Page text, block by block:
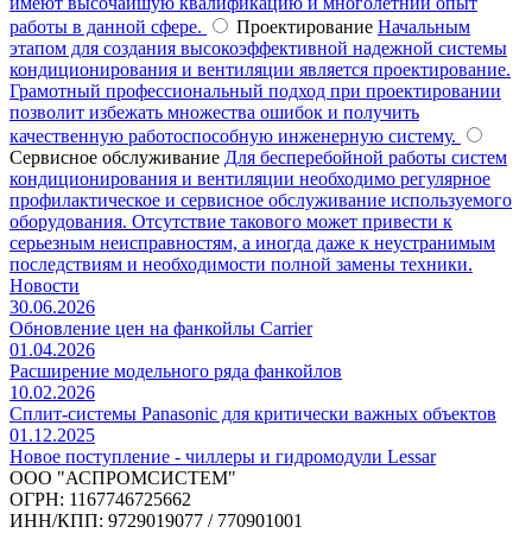
работы в данной сфере.
Проектирование Начальным
этапом для создания высокоэффективной надежной системы
кондиционирования и вентиляции является проектирование.
Грамотный профессиональный подход при проектировании
позволит избежать множества ошибок и получить
качественную работоспособную инженерную систему.
Сервисное обслуживание Для бесперебойной работы систем
кондиционирования и вентиляции необходимо регулярное
профилактическое и сервисное обслуживание используемого
оборудования. Отсутствие такового может привести к
серьезным неисправностям, а иногда даже к неустранимым
последствиям и необходимости полной замены техники.
Новости
30.06.2026
Обновление цен на фанкойлы Carrier
01.04.2026
Расширение модельного ряда фанкойлов
10.02.2026
Сплит-системы Panasonic для критически важных объектов
01.12.2025
Новое поступление - чиллеры и гидромодули Lessar
ООО "АСПРОМСИСТЕМ"
ОГРН: 1167746725662
ИНН/КПП: 9729019077 / 770901001